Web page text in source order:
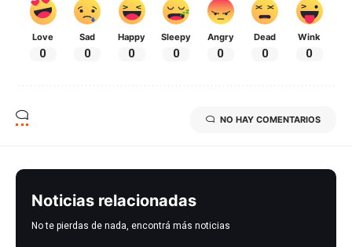
Love
0
Sad
0
Happy
0
Sleepy
0
Angry
0
Dead
0
Wink
0
NO HAY COMENTARIOS
Noticias relacionadas
No te pierdas de nada, encontrá más noticias